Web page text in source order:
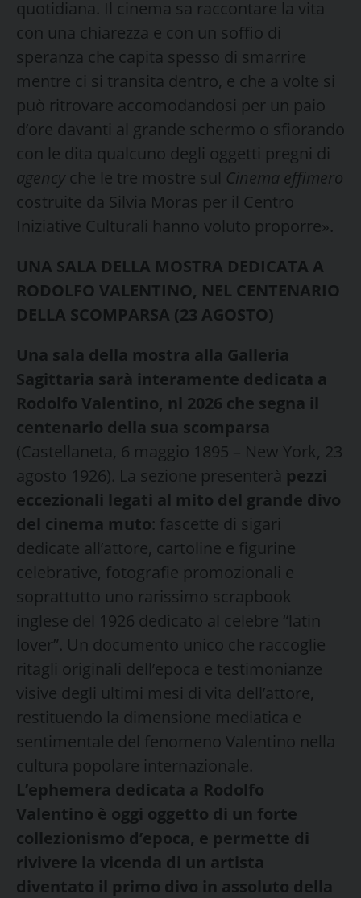
quotidiana. Il cinema sa raccontare la vita
con una chiarezza e con un soffio di
speranza che capita spesso di smarrire
mentre ci si transita dentro, e che a volte si
può ritrovare accomodandosi per un paio
d’ore davanti al grande schermo o sfiorando
con le dita qualcuno degli oggetti pregni di
agencyche le tre mostre sul Cinema effimero
costruite da Silvia Moras per il Centro
Iniziative Culturali hanno voluto proporre».
UNA SALA DELLA MOSTRA DEDICATA A
RODOLFO VALENTINO, NEL CENTENARIO
DELLA SCOMPARSA (23 AGOSTO)
Una sala della mostra alla Galleria
Sagittaria sarà interamente dedicata a
Rodolfo Valentino, nl 2026 che segna il
centenario della sua scomparsa
(Castellaneta, 6 maggio 1895 – New York, 23
agosto 1926). La sezione presenterà pezzi
eccezionali legati al mito del grande divo
del cinema muto: fascette di sigari
dedicate all’attore, cartoline e figurine
celebrative, fotografie promozionali e
soprattutto uno rarissimo scrapbook
inglese del 1926 dedicato al celebre “latin
lover”. Un documento unico che raccoglie
ritagli originali dell’epoca e testimonianze
visive degli ultimi mesi di vita dell’attore,
restituendo la dimensione mediatica e
sentimentale del fenomeno Valentino nella
cultura popolare internazionale.
L’ephemera dedicata a Rodolfo
Valentino è oggi oggetto di un forte
collezionismo d’epoca, e permette di
rivivere la vicenda di un artista
diventato il primo divo in assoluto della